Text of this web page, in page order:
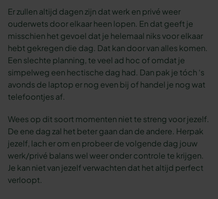
Er zullen altijd dagen zijn dat werk en privé weer
ouderwets door elkaar heen lopen. En dat geeft je
misschien het gevoel dat je helemaal niks voor elkaar
hebt gekregen die dag. Dat kan door van alles komen.
Een slechte planning, te veel ad hoc of omdat je
simpelweg een hectische dag had. Dan pak je tóch ‘s
avonds de laptop er nog even bij of handel je nog wat
telefoontjes af.
Wees op dit soort momenten niet te streng voor jezelf.
De ene dag zal het beter gaan dan de andere. Herpak
jezelf, lach er om en probeer de volgende dag jouw
werk/privé balans wel weer onder controle te krijgen.
Je kan niet van jezelf verwachten dat het altijd perfect
verloopt.